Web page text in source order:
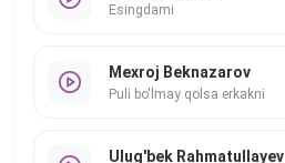
Esingdami
Mexroj Beknazarov
Puli bo'lmay qolsa erkakni
Ulug'bek Rahmatullayev